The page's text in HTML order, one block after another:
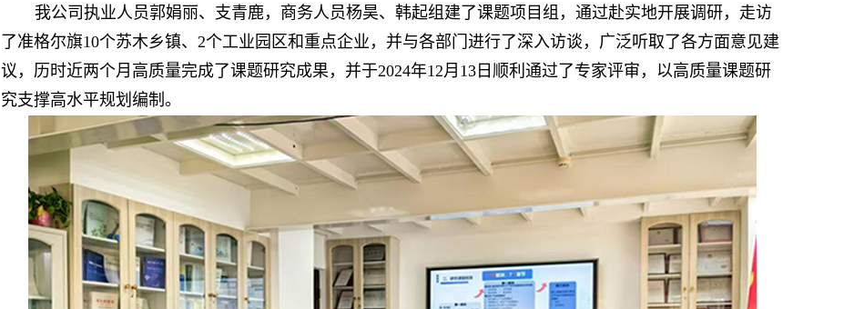
我公司执业人员郭娟丽、支青鹿，商务人员杨昊、韩起组建了课题项目组，通过赴实地开展调研，走访
了准格尔旗10个苏木乡镇、2个工业园区和重点企业，并与各部门进行了深入访谈，广泛听取了各方面意见建
议，历时近两个月高质量完成了课题研究成果，并于2024年12月13日顺利通过了专家评审，以高质量课题研
究支撑高水平规划编制。